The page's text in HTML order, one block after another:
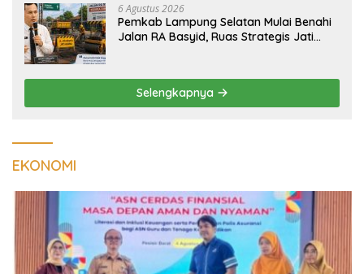
6 Agustus 2026
Pemkab Lampung Selatan Mulai Benahi
Jalan RA Basyid, Ruas Strategis Jati
Selengkapnya
EKONOMI